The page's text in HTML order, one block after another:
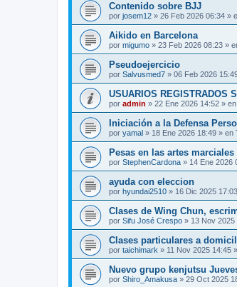
Contenido sobre BJJ
por josem12 » 26 Feb 2026 06:34 »
Aikido en Barcelona
por migumo » 23 Feb 2026 08:23 »
Pseudoejercicio
por Salvusmed7 » 06 Feb 2026
USUARIOS REGISTRADOS
por admin » 22 Ene 2026 14:52 » en
Iniciación a la Defensa
por yamal » 18 Ene 2026 18:49 » en
Pesas en las artes
por StephenCardona » 14 Ene 2026
ayuda con eleccion
por hyundai2510 » 16 Dic 2025 17:03
Clases de Wing Chun,
por Sifu José Crespo » 13 Nov 2025
Clases particulares a
por taichimark » 11 Nov 2025 14:45
Nuevo grupo kenjutsu
por Shiro_Amakusa » 29 Oct 2025